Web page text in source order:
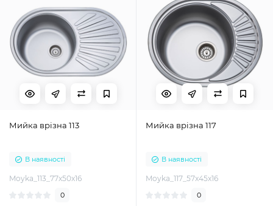
Мийка врізна 113
В наявності
Moyka_113_77x50x16
0
Мийка врізна 117
В наявності
Moyka_117_57x45x16
0